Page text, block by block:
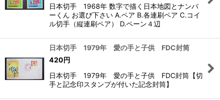
日本切手 1968年 数字で描く日本地図とナンバ
ーくん お選び下さい A.ペア B.各連刷ペア C.コイ
ル切手（縦連刷ペア） D.ペーン４辺
日本切手 1979年 愛の手と子供 FDC封筒
420円
日本切手 1979年 愛の手と子供 FDC封筒【切
手と記念印スタンプが付いた記念封筒】